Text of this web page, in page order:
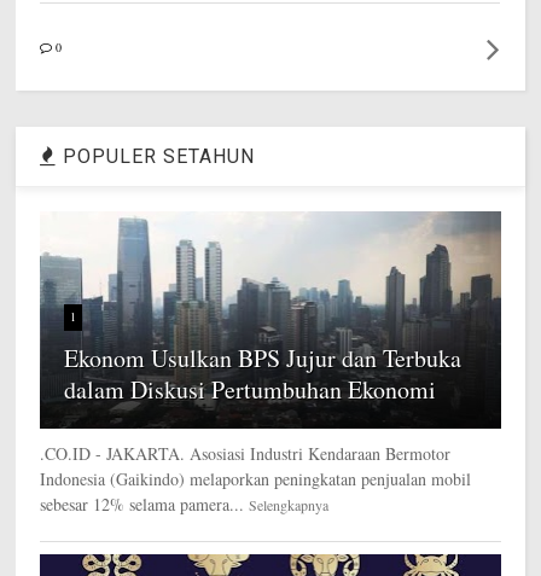
0
POPULER SETAHUN
1
Ekonom Usulkan BPS Jujur dan Terbuka
dalam Diskusi Pertumbuhan Ekonomi
.CO.ID - JAKARTA. Asosiasi Industri Kendaraan Bermotor
Indonesia (Gaikindo) melaporkan peningkatan penjualan mobil
sebesar 12% selama pamera... Selengkapnya